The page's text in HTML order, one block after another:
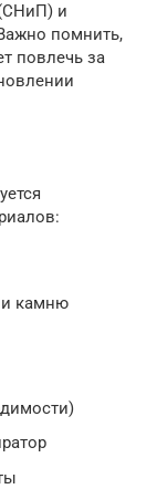
и
помнить,
повлечь за
и камню